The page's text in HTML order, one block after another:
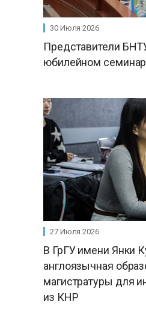
30 Июля 2026
Представители
юбилейном
27 Июля 2026
В ГрГУ имени Янки
англоязычная
магистратуры для
из КНР